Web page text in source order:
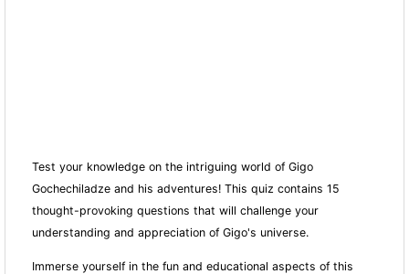
Test your knowledge on the intriguing world of Gigo
Gochechiladze and his adventures! This quiz contains 15
thought-provoking questions that will challenge your
understanding and appreciation of Gigo's universe.
Immerse yourself in the fun and educational aspects of this